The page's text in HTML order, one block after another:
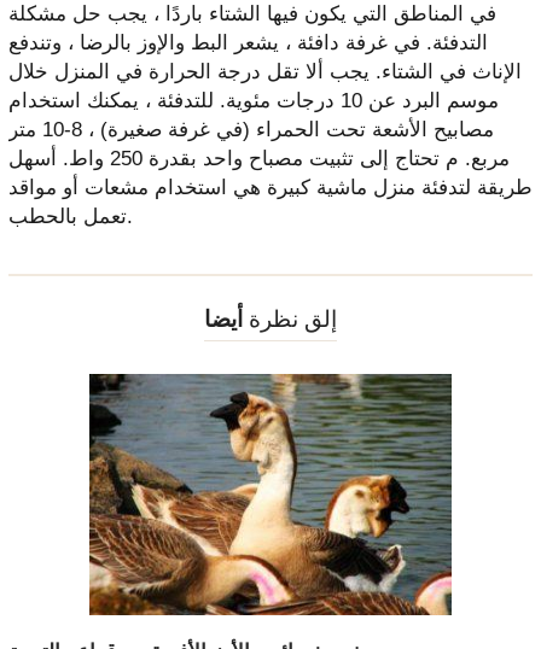
في المناطق التي يكون فيها الشتاء باردًا ، يجب حل مشكلة
التدفئة. في غرفة دافئة ، يشعر البط والإوز بالرضا ، وتندفع
الإناث في الشتاء. يجب ألا تقل درجة الحرارة في المنزل خلال
موسم البرد عن 10 درجات مئوية. للتدفئة ، يمكنك استخدام
مصابيح الأشعة تحت الحمراء (في غرفة صغيرة) ، 8-10 متر
مربع. م تحتاج إلى تثبيت مصباح واحد بقدرة 250 واط. أسهل
طريقة لتدفئة منزل ماشية كبيرة هي استخدام مشعات أو مواقد
تعمل بالحطب.
إلق نظرة أيضا